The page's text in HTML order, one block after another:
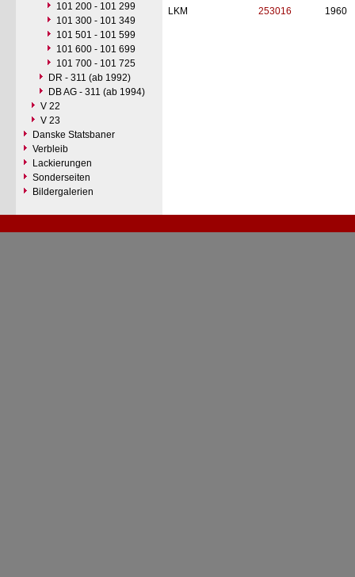
101 200 - 101 299
101 300 - 101 349
101 501 - 101 599
101 600 - 101 699
101 700 - 101 725
DR - 311 (ab 1992)
DB AG - 311 (ab 1994)
V 22
V 23
Danske Statsbaner
Verbleib
Lackierungen
Sonderseiten
Bildergalerien
LKM
253016 1960